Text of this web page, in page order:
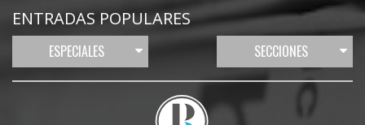
ENTRADAS POPULARES
ESPECIALES SECCIONES